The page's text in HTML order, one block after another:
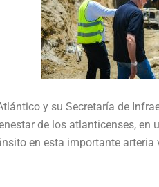
y su Secretaría de
de los atlanticenses, en
en esta importante arteria